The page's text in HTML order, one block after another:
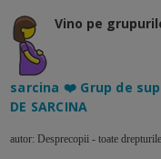
Vino pe
sarcina ❤️ Grup de
DE SARCINA
autor: Desprecopii - toate